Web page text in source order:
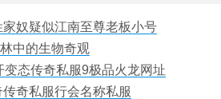
奴疑似江南至尊老板小号
中的生物奇观
态传奇私服9极品火龙网址
奇私服行会名称私服